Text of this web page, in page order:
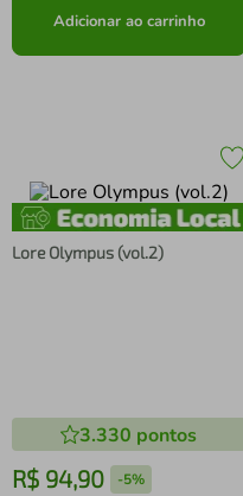
Adicionar ao carrinho
Lore Olympus (vol.2)
3.330 pontos
R$ 94,90 -5%